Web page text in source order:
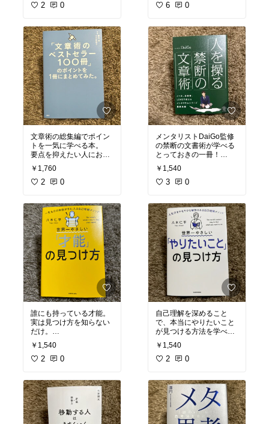
#本気で稼げるアフィリ
すめ本
2 0
文章術の総集編でポイン
トを一気に学べる本。
要点を抑えたい人におす
すめです！
#文章術のベストセラー1
すめします
￥1,760
2 0
誰にも持っている才能。
実は見つけ方を知らない
だけ。
読み終わる頃に才能に気
づける今知りたい本！
真 #ジャケ買い #ベスト
セラー
#読書記録
#おす
すめ本
￥1,540
2 0
#ブログ飯
#私の本棚 #おすすめ本
6 0
メンタリストDaiGo監修
の禁断の文書術が学べる
とっておきの一冊！
ブログやライティングの
仕事をしている人は絶対
みるべき。
私のバイブル #私の本棚
#読書記録
#おすすめ本
￥1,540
3 0
自己理解を深めること
で、本当にやりたいこと
が見つける方法を学べま
す！
意外と簡単なことかも？
ジナル写真 #ベストセラ
ー #私の本棚 #読書記録 #
おすすめ本
￥1,540
2 0